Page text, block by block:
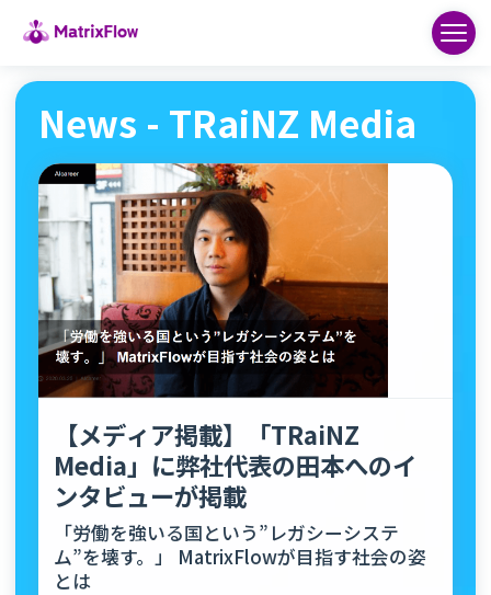
News - TRaiNZ Media
【メディア掲載】「TRaiNZ
Media」に弊社代表の田本へのイ
ンタビューが掲載
「労働を強いる国という”レガシーシステ
ム”を壊す。」 MatrixFlowが目指す社会の姿
とは